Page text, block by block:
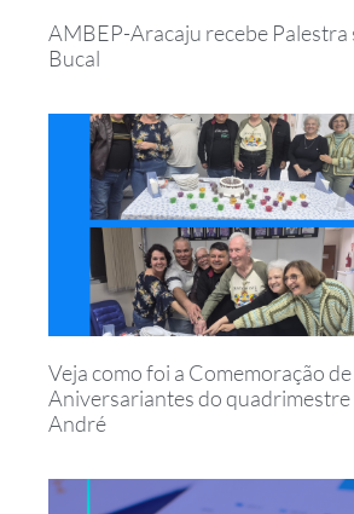
AMBEP-Aracaju recebe Palestra
Bucal
Veja como foi a Comemoração de
Aniversariantes do quadrimestre
André